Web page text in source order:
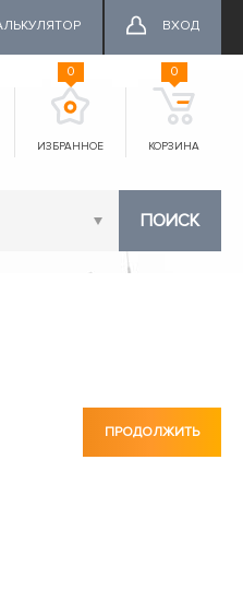
ВХОД
ИЗБРАННОЕ
0
КОРЗИНА
0
ПОИСК
ПРОДОЛЖИТЬ